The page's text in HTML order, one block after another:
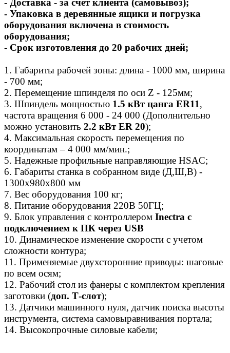
- Доставка - за счет клиента (самовывоз);
- Упаковка в деревянные ящики и погрузка
оборудования включена в стоимость
оборудования;
- Срок изготовления до 20 рабочих дней;
1. Габариты рабочей зоны: длина - 1000 мм, ширина
- 700 мм;
2. Перемещение шпинделя по оси Z - 125мм;
3. Шпиндель мощностью 1.5 кВт цанга ER11,
частота вращения 6 000 - 24 000 (Дополнительно
можно установить 2.2 кВт ER 20);
4. Максимальная скорость перемещения по
координатам – 4 000 мм/мин.;
5. Надежные профильные направляющие HSAC;
6. Габариты станка в собранном виде (Д,Ш,В) -
1300х980х800 мм
7. Вес оборудования 100 кг;
8. Питание оборудования 220В 50ГЦ;
9. Блок управления с контроллером Inectra с
подключением к ПК через USB
10. Динамическое изменение скорости с учетом
сложности контура;
11. Применяемые двухсторонние приводы: шаговые
по всем осям;
12. Рабочий стол из фанеры с комплектом крепления
заготовки (доп. Т-слот);
13. Датчики машинного нуля, датчик поиска высоты
инструмента, система самовыравнивания портала;
14. Высокопрочные силовые кабели;